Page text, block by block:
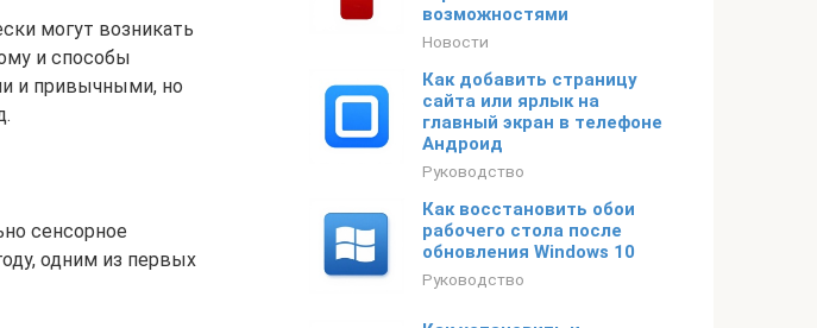
могут возникать
и способы
и привычными, но
сенсорное
одним из первых
возможностями
Новости
Как добавить страницу
сайта или ярлык на
главный экран в телефоне
Андроид
Руководство
Как восстановить обои
рабочего стола после
обновления Windows 10
Руководство